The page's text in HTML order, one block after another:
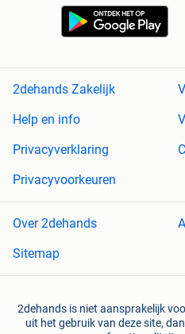
2dehands Zakelijk
Help en info
Privacyverklaring
Privacyvoorkeuren
Over 2dehands
Sitemap
2dehands is niet aansprakelijk
uit het gebruik van deze site,